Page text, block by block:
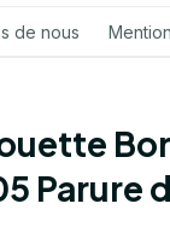
de nous
Parure